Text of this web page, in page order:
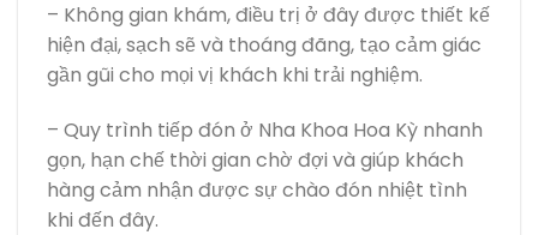
– Không gian khám, điều trị ở đây được thiết kế
hiện đại, sạch sẽ và thoáng đãng, tạo cảm giác
gần gũi cho mọi vị khách khi trải nghiệm.
– Quy trình tiếp đón ở Nha Khoa Hoa Kỳ nhanh
gọn, hạn chế thời gian chờ đợi và giúp khách
hàng cảm nhận được sự chào đón nhiệt tình
khi đến đây.